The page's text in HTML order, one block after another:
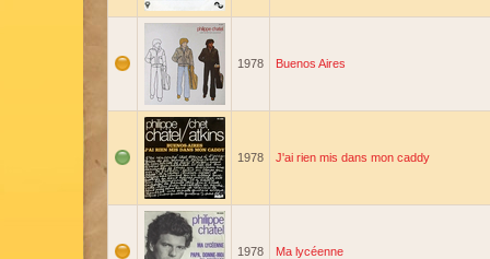
1978 Buenos Aires
1978 J'ai rien mis dans mon caddy
1978 Ma lycéenne